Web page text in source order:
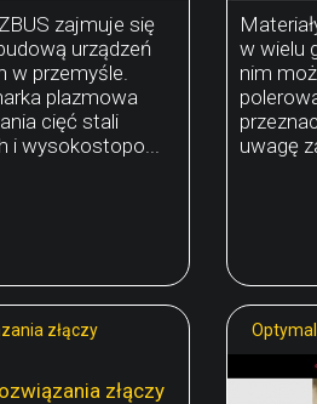
zajmuje się
urządzeń
w przemyśle.
plazmowa
cięć stali
wysokostopo...
w wielu
nim
uwagę
złączy